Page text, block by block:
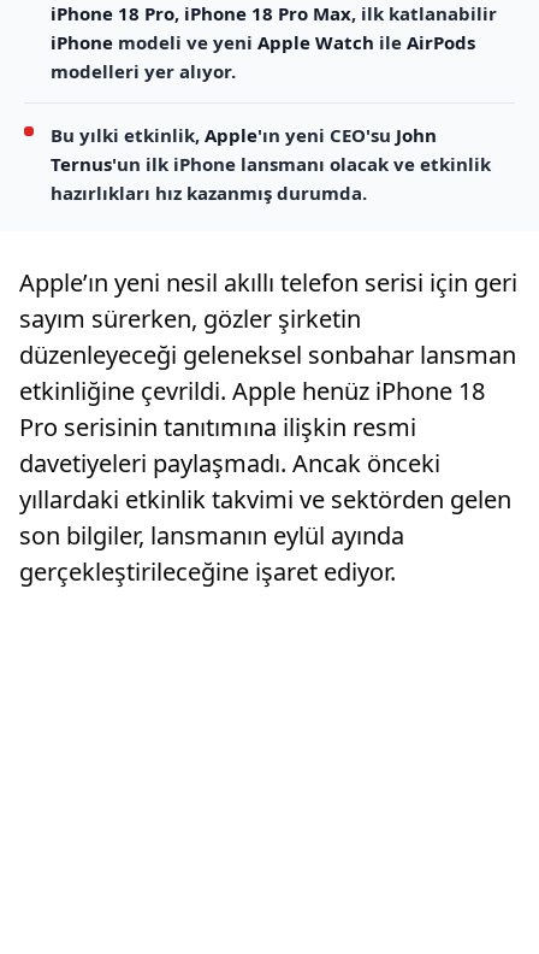
iPhone 18 Pro, iPhone 18 Pro Max, ilk katlanabilir
iPhone modeli ve yeni Apple Watch ile AirPods
modelleri yer alıyor.
Bu yılki etkinlik, Apple'ın yeni CEO'su John
Ternus'un ilk iPhone lansmanı olacak ve etkinlik
hazırlıkları hız kazanmış durumda.
Apple’ın yeni nesil akıllı telefon serisi için geri
sayım sürerken, gözler şirketin
düzenleyeceği geleneksel sonbahar lansman
etkinliğine çevrildi. Apple henüz iPhone 18
Pro serisinin tanıtımına ilişkin resmi
davetiyeleri paylaşmadı. Ancak önceki
yıllardaki etkinlik takvimi ve sektörden gelen
son bilgiler, lansmanın eylül ayında
gerçekleştirileceğine işaret ediyor.